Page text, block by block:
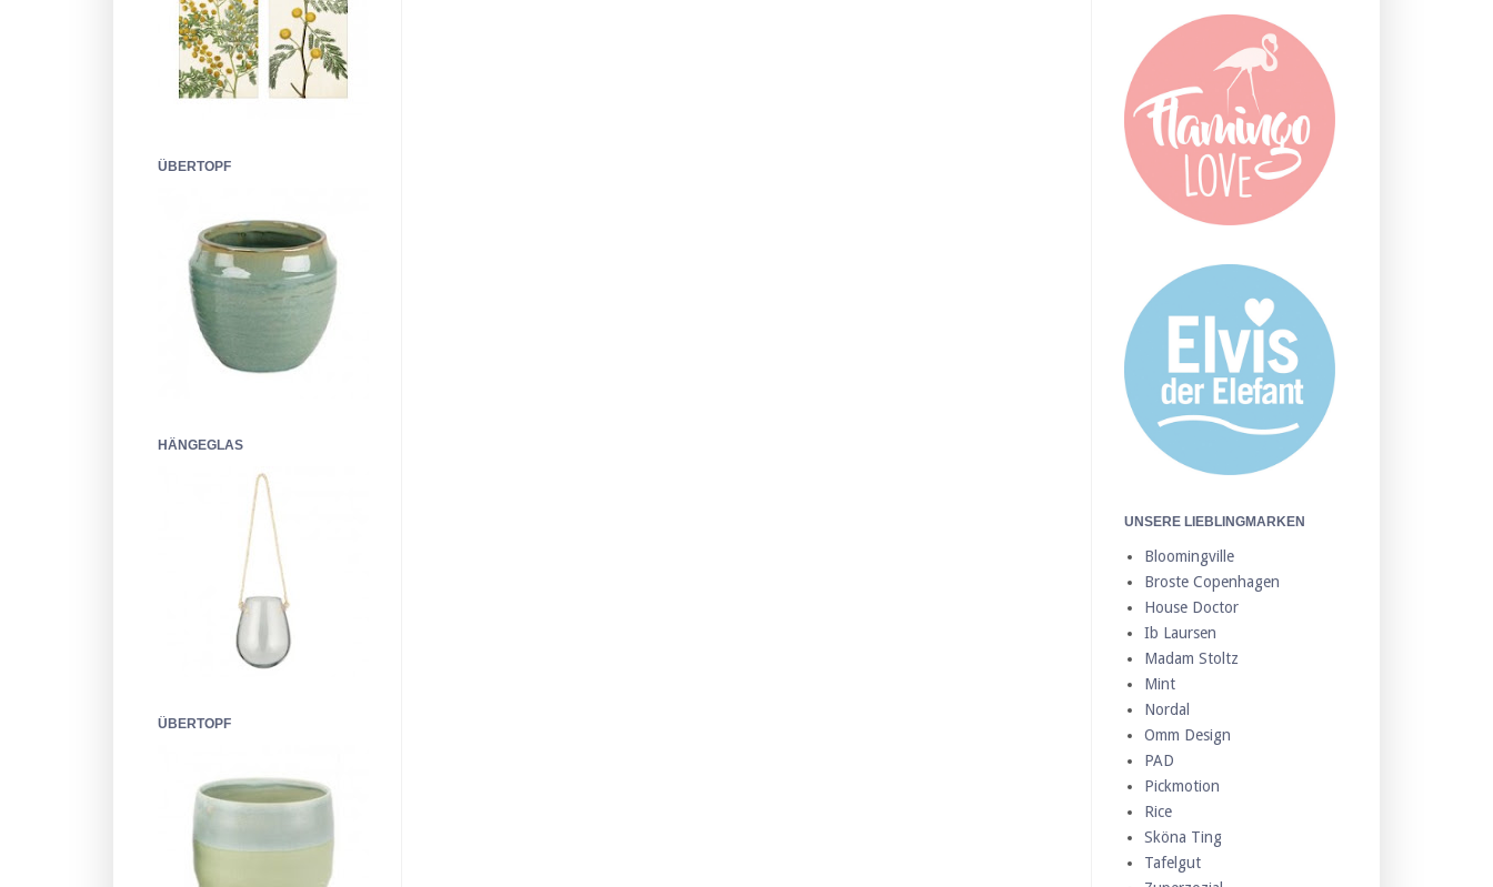
ÜBERTOPF
HÄNGEGLAS
ÜBERTOPF
UNSERE LIEBLINGMARKEN
Bloomingville
Broste Copenhagen
House Doctor
Ib Laursen
Madam Stoltz
Mint
Nordal
Omm Design
PAD
Pickmotion
Rice
Sköna Ting
Tafelgut